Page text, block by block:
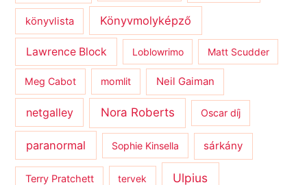
könyvlista Könyvmolyképző
Lawrence Block Loblowrimo Matt Scudder
Meg Cabot momlit Neil Gaiman
netgalley Nora Roberts Oscar díj
paranormal Sophie Kinsella sárkány
Terry Pratchett tervek Ulpius